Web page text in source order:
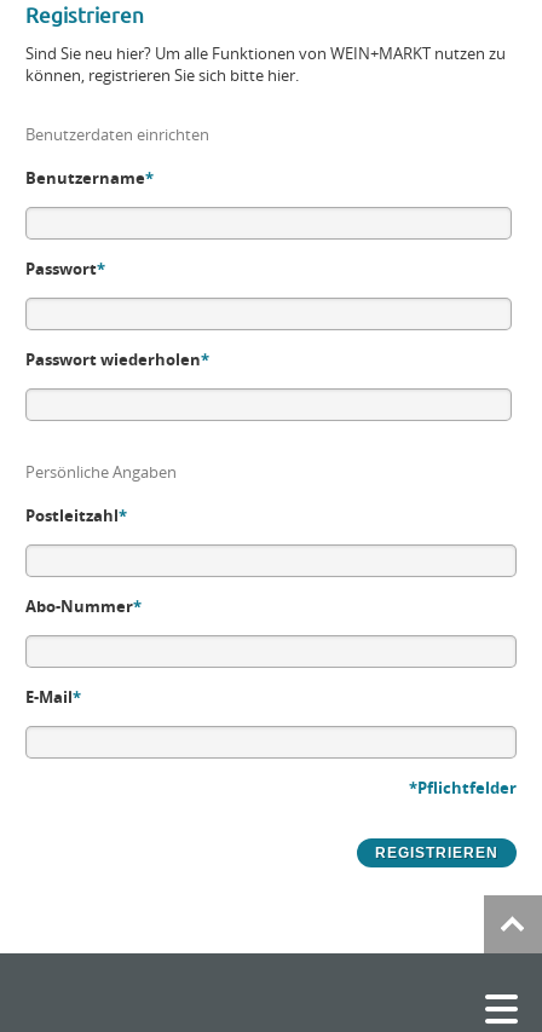
Registrieren
Sind Sie neu hier? Um alle Funktionen von WEIN+MARKT nutzen zu
können, registrieren Sie sich bitte hier.
Benutzerdaten einrichten
Benutzername*
Passwort*
Passwort wiederholen*
Persönliche Angaben
Postleitzahl*
Abo-Nummer*
E-Mail*
*Pflichtfelder